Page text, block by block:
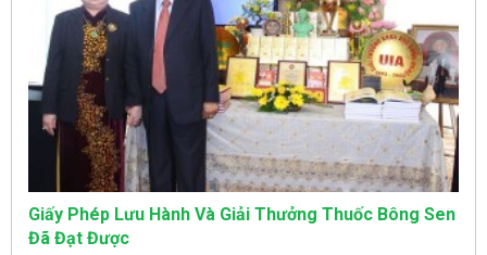
Giấy Phép Lưu Hành Và Giải Thưởng Thuốc Bông Sen
Đã Đạt Được